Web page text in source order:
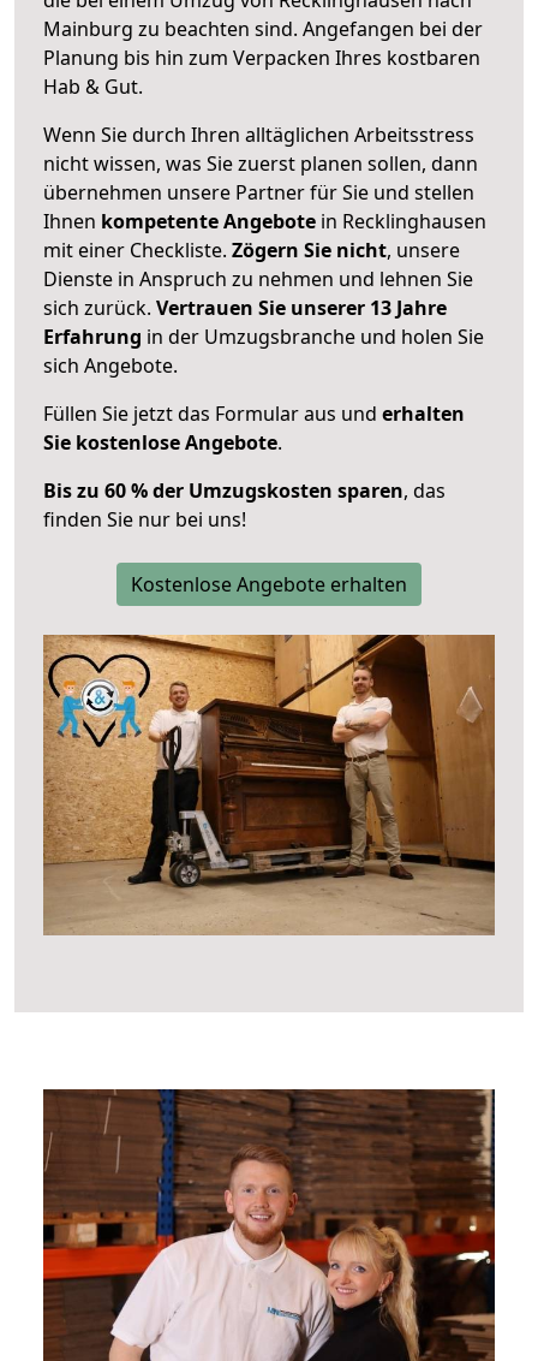
Mainburg zu beachten sind. Angefangen bei der
Planung bis hin zum Verpacken Ihres kostbaren
Hab & Gut.
Wenn Sie durch Ihren alltäglichen Arbeitsstress
nicht wissen, was Sie zuerst planen sollen, dann
übernehmen unsere Partner für Sie und stellen
Ihnen kompetente Angebote in Recklinghausen
mit einer Checkliste. Zögern Sie nicht, unsere
Dienste in Anspruch zu nehmen und lehnen Sie
sich zurück. Vertrauen Sie unserer 13 Jahre
Erfahrung in der Umzugsbranche und holen Sie
sich Angebote.
Füllen Sie jetzt das Formular aus und erhalten
Sie kostenlose Angebote.
Bis zu 60 % der Umzugskosten sparen, das
finden Sie nur bei uns!
Kostenlose Angebote erhalten